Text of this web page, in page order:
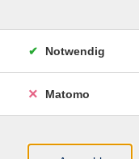
Notwendig
Matomo